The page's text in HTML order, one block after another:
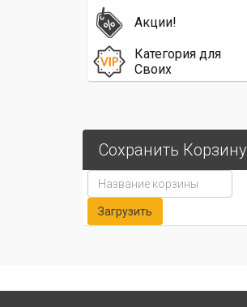
Акции!
Категория для
Своих
Сохранить Корзину